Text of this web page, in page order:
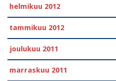
helmikuu 2012
tammikuu 2012
joulukuu 2011
marraskuu 2011